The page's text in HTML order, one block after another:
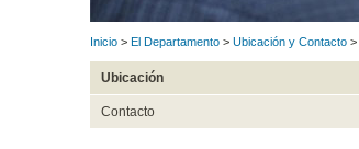
Inicio > El Departamento > Ubicación y Contacto >
Ubicación
Contacto